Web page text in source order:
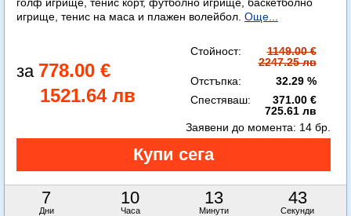
игрище, тенис на маса и плажен волейбол. Още...
778.00 €
1521.64 лв
Стойност:
1149.00 €
2247.25 лв
Отстъпка:
32.29 %
Спестяваш:
371.00 €
725.61 лв
7
Дни
10
Часа
13
Минути
41
Секунди
Заявени до момента: 14 бр.